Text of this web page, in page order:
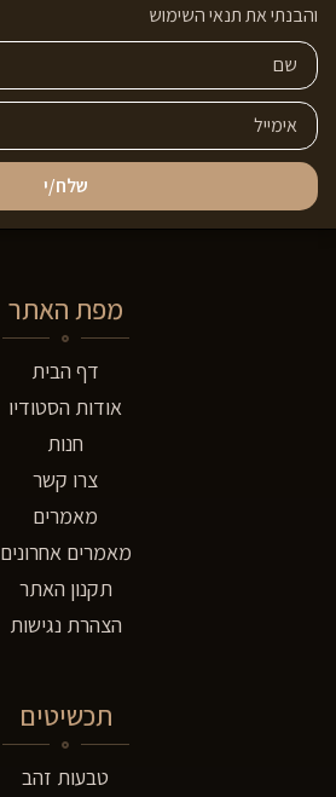
והבנתי את תנאי השימוש
שלח/י
מפת האתר
דף הבית
אודות הסטודיו
חנות
צרו קשר
מאמרים
מאמרים אחרונים
תקנון האתר
הצהרת נגישות
תכשיטים
טבעות זהב